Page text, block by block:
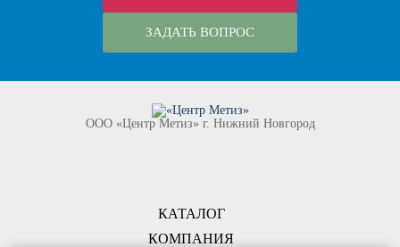
ЗАДАТЬ ВОПРОС
КОМПАНИЯ
ООО «Центр Метиз» г. Нижний Новгород
КАТАЛОГ